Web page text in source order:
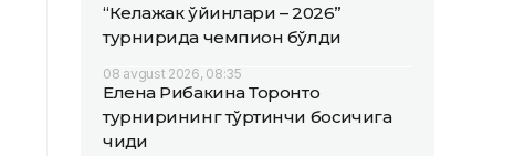
“Келажак ўйинлари – 2026”
турнирида чемпион бўлди
08 avgust 2026, 08:35
Елена Рибакина Торонто
турнирининг тўртинчи босқичига
чиқди